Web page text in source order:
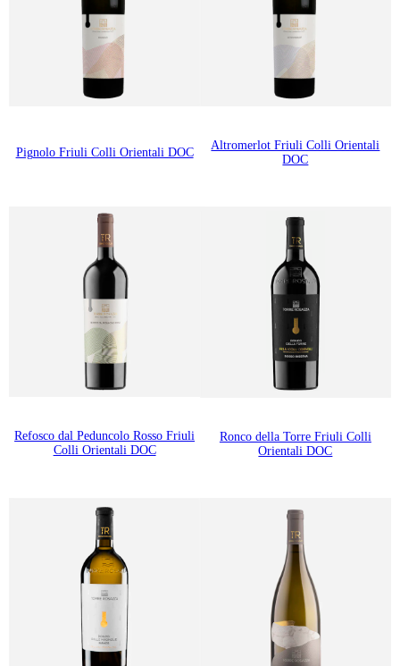
Pignolo Friuli Colli Orientali DOC
Altromerlot Friuli Colli Orientali
DOC
Refosco dal Peduncolo Rosso Friuli
Colli Orientali DOC
Ronco della Torre Friuli Colli
Orientali DOC